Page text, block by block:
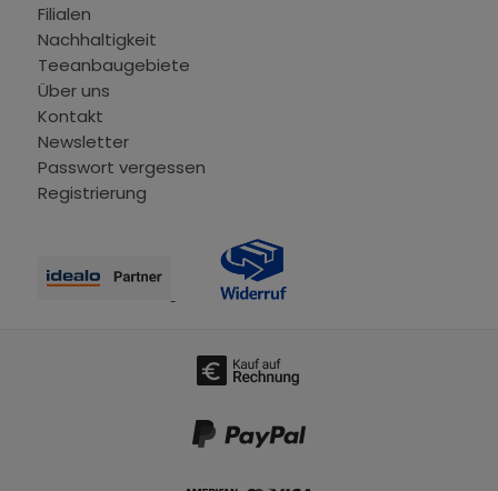
Filialen
Nachhaltigkeit
Teeanbaugebiete
Über uns
Kontakt
Newsletter
Passwort vergessen
Registrierung